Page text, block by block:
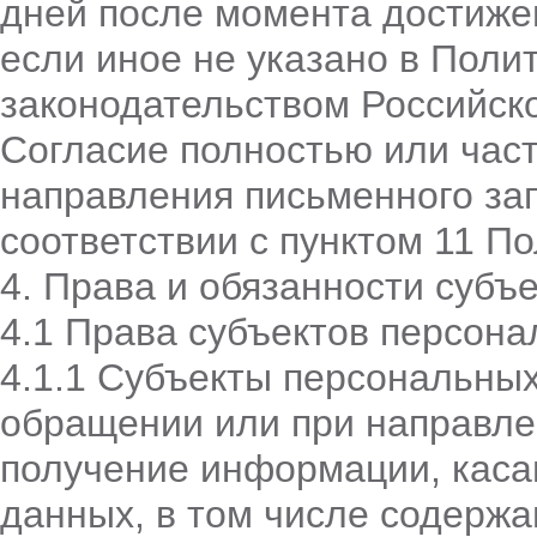
дней после момента
если иное не указано в
законодательством
Согласие полностью или
направления письменного
соответствии с пунктом 11
4. Права и обязанности
4.1 Права субъектов
4.1.1 Субъекты
обращении или при
получение информации,
данных, в том числе